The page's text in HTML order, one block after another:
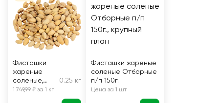
Фисташки
жареные
соленые,
весовые
0.25 кг
1 749,99 ₽ за 1 кг
Фисташки жареные
соленые Отборные
п/п 150г.
Цена за 1 шт